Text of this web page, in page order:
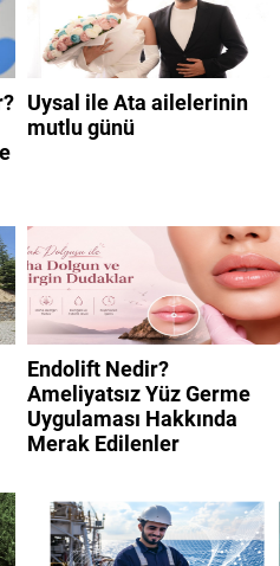
Uysal ile Ata ailelerinin
mutlu günü
Endolift Nedir?
Ameliyatsız Yüz Germe
Uygulaması Hakkında
Merak Edilenler